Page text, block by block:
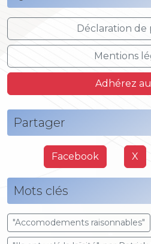
Déclaration de
Mentions
Adhérez
Partager
Facebook X
Mots clés
"Accomodements raisonnables"